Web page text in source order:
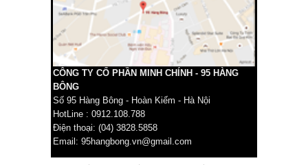
CÔNG TY CỔ PHẦN MINH CHÍNH - 95 HÀNG
BÔNG
Số 95 Hàng Bông - Hoàn Kiếm - Hà Nội
HotLine : 0912.108.788
Điện thoại: (04) 3828.5858
Email: 95hangbong.vn@gmail.com